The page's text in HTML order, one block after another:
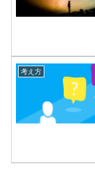
考え方